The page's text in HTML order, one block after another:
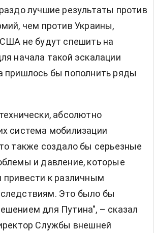
лучшие результаты против
чем против Украины,
не будут спешить на
начала такой эскалации
пришлось бы пополнить ряды
абсолютно
система мобилизации
также создало бы серьезные
и давление, которые
привести к различным
Это было бы
для Путина", – сказал
Службы внешней